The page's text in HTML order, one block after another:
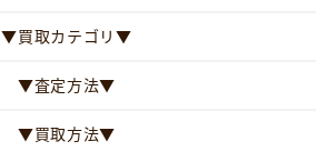
▼買取カテゴリ▼
▼査定方法▼
▼買取方法▼